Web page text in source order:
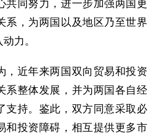
同努力，进一步加强两国更
系，为两国以及地区乃至世界
力。
近年来两国双向贸易和投资
系整体发展，并为两国各自经
支持。鉴此，双方同意采取必
和投资障碍，相互提供更多市